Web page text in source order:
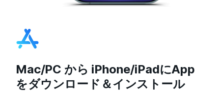
Mac/PC から iPhone/iPadにApp
をダウンロード＆インストール